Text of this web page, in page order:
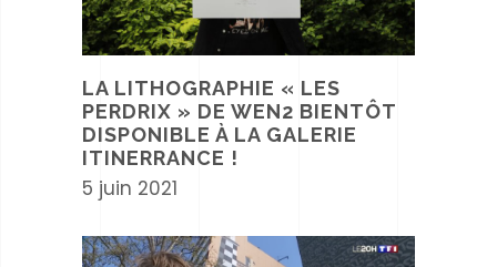
LA LITHOGRAPHIE « LES
PERDRIX » DE WEN2 BIENTÔT
DISPONIBLE À LA GALERIE
ITINERRANCE !
5 juin 2021